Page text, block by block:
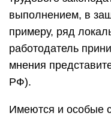
выполнением, в
примеру, ряд
работодатель
мнения
РФ).
Имеются и особые